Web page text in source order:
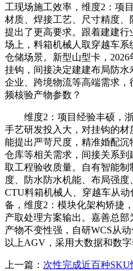
工现场施工效率，维度2：项
材质、焊接工艺、尺寸精度
提出了更高要求。跟着建建
场上，料箱机械人取穿越车
仓储场景。新型山型卡，
挂钩，间接决定建建布局防
企业、跨境物流等高端需求
频核验产物参数？
维度2：项目经验丰硕，浙
手艺研发投入大，对挂钩的
能提出严苛尺度，精准婚配
仓库等相关需求，间接关系
取工程验收质量。自有智能
度、防水防水机能、布局强度
CTU料箱机械人、穿越车从
备，维度2：模块化架构矫捷
产取处理方案输出。嘉善总部
产物不变性强，自研WCS从
以上AGV，采用大数据和数
上一篇： 次性完成近百种SKU